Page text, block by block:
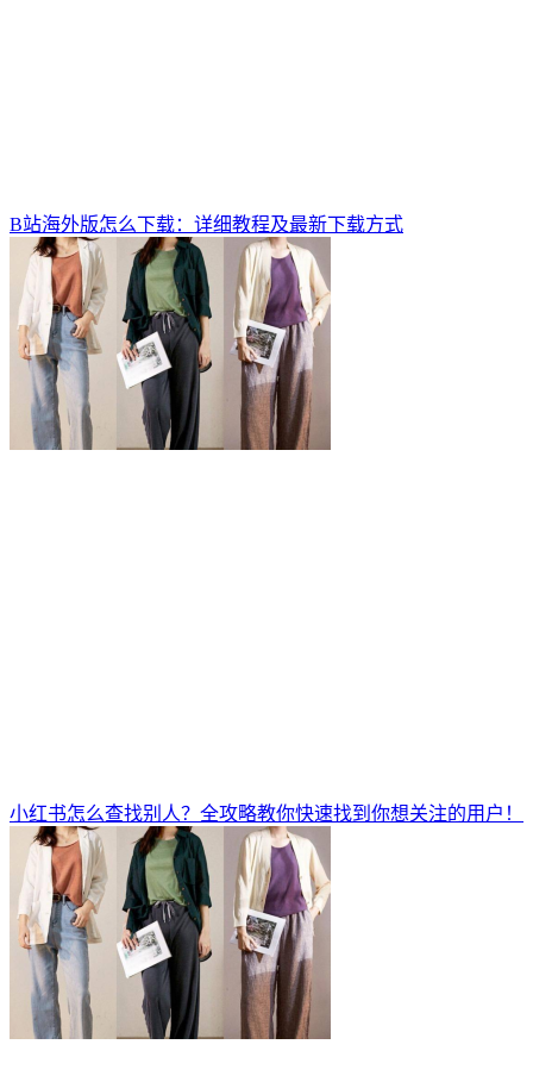
B站海外版怎么下载：详细教程及最新下载方式
小红书怎么查找别人？全攻略教你快速找到你想关注的用户！